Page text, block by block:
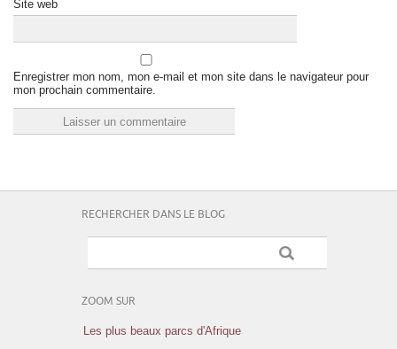
Site web
Enregistrer mon nom, mon e-mail et mon site dans le navigateur pour
mon prochain commentaire.
RECHERCHER DANS LE BLOG
ZOOM SUR
Les plus beaux parcs d'Afrique